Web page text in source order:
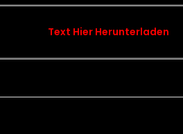
Text Hier Herunterladen